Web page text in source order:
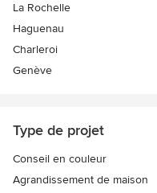
La Rochelle
Haguenau
Charleroi
Genève
Type de projet
Conseil en couleur
Agrandissement de maison